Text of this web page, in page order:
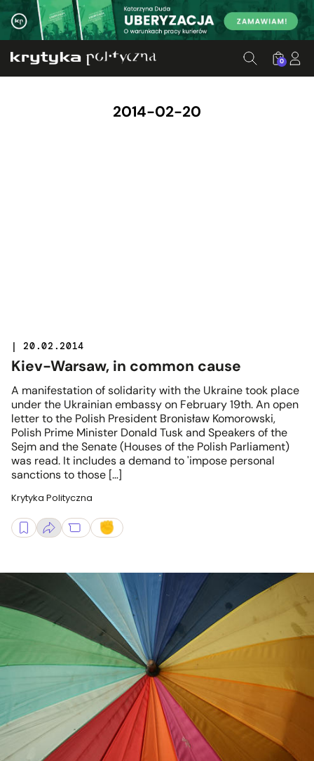
0
2014-02-20
| 20.02.2014
Kiev-Warsaw, in common cause
A manifestation of solidarity with the Ukraine took place
under the Ukrainian embassy on February 19th. An open
letter to the Polish President Bronisław Komorowski,
Polish Prime Minister Donald Tusk and Speakers of the
Sejm and the Senate (Houses of the Polish Parliament)
was read. It includes a demand to 'impose personal
sanctions to those […]
Krytyka Polityczna